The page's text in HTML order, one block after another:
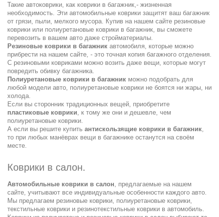
Такие автоковрики, как коврики в багажник,- жизненная
необходимость. Эти автомобильные коврики защитят ваш багажник
от грязи, пыли, мелкого мусора. Купив на нашем сайте резиновые
коврики или полиуретановые коврики в багажник, вы сможете
перевозить в вашем авто даже стройматериалы.
Резиновые коврики в багажник автомобиля, которые можно
прибрести на нашем сайте, - это точная копия багажного отделения.
С резиновыми ковриками можно возить даже вещи, которые могут
повредить обивку багажника.
Полиуретановые коврики в багажник можно подобрать для
любой модели авто, полиуретановые коврики не боятся ни жары, ни
холода.
Если вы сторонник традиционных вещей, приобретите
пластиковые коврики , к тому же они и дешевле, чем
полиуретановые коврики.
А если вы решите купить антискользящие коврики в багажник
то при любых манёврах вещи в багажнике останутся на своём
месте.
Коврики в салон.
Автомобильные коврики в салон , предлагаемые на нашем
сайте, учитывают все индивидуальные особенности каждого авто.
Мы предлагаем резиновые коврики, полиуретановые коврики,
текстильные коврики и резинотекстильные коврики в автомобиль.